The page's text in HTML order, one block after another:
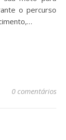
o percurso
0 comentários